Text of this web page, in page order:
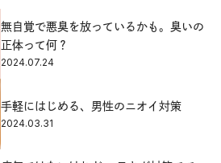
無自覚で悪臭を放っているかも。臭いの
正体って何？
2024.07.24
手軽にはじめる、男性のニオイ対策
2024.03.31